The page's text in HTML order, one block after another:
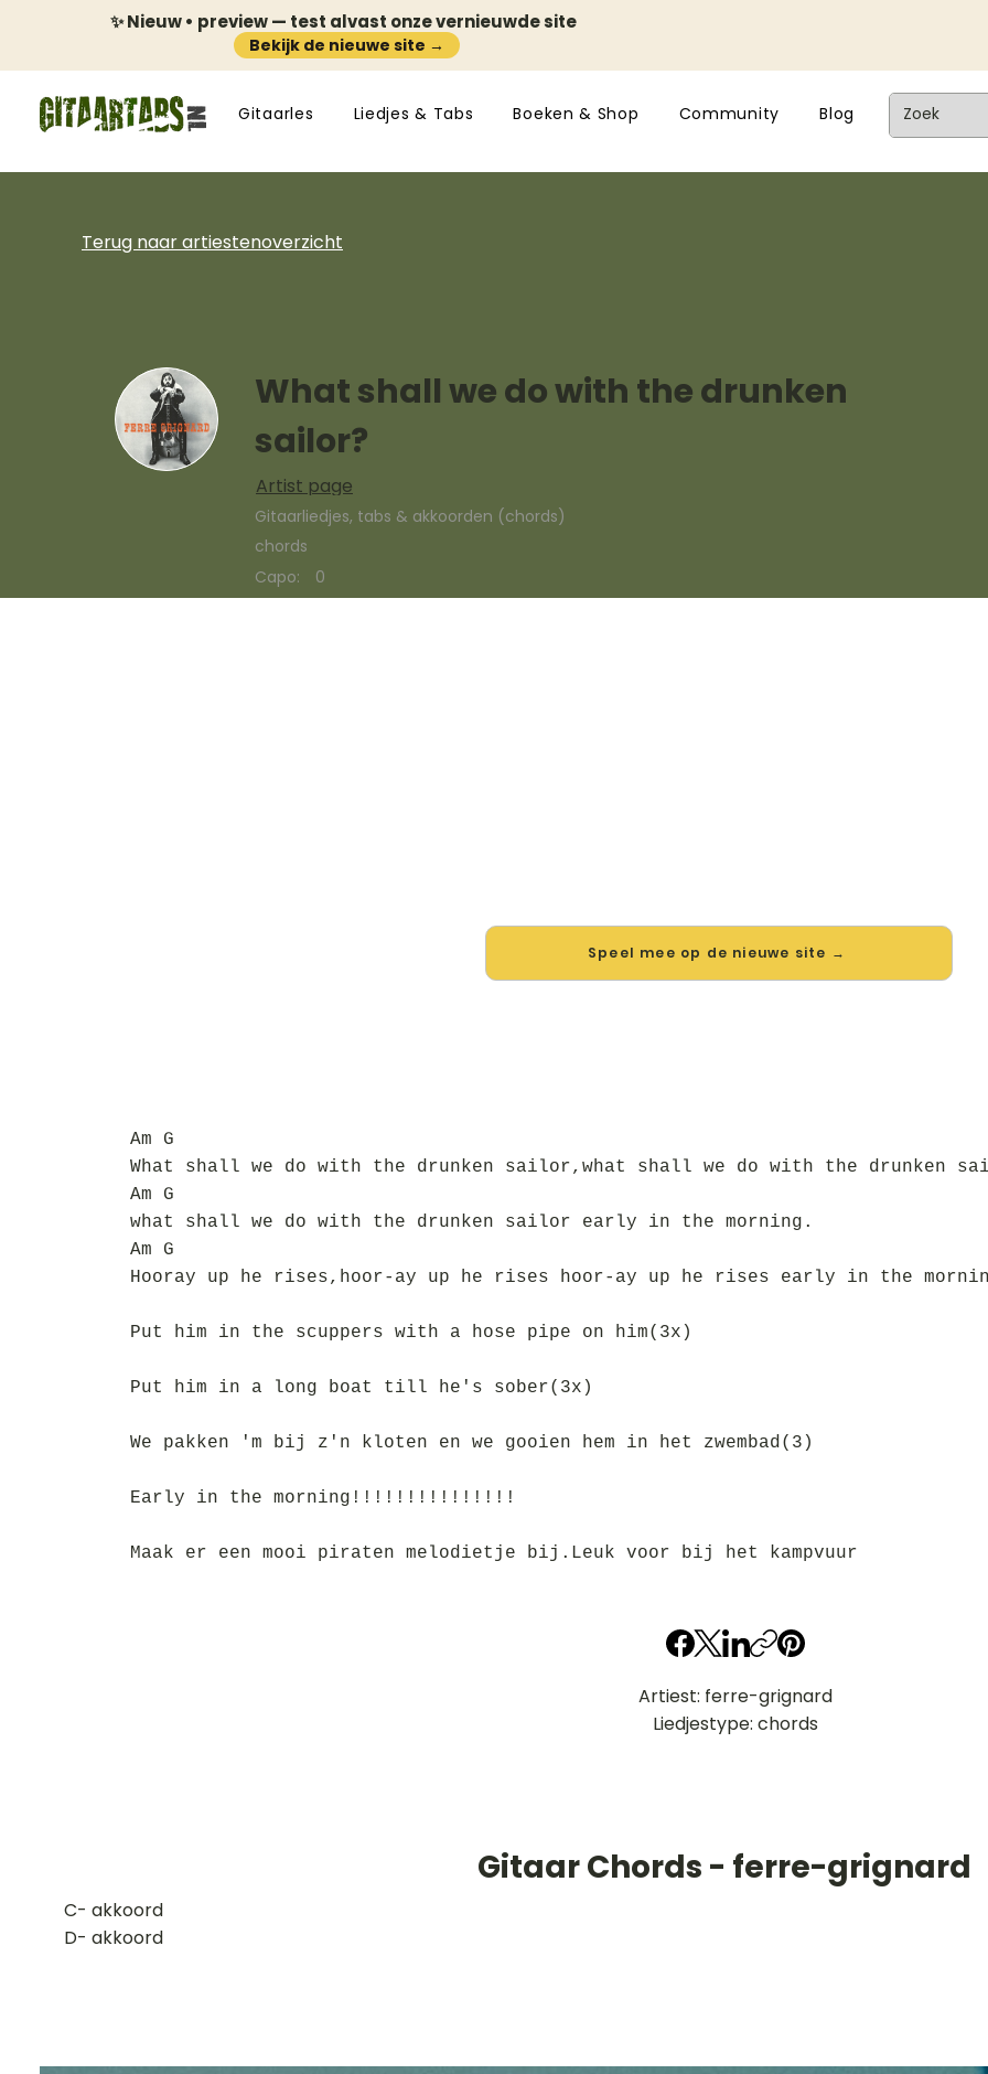
✨ Nieuw • preview — test alvast onze vernieuwde site
Bekijk de nieuwe site →
Gitaarles Liedjes & Tabs Boeken & Shop Community Blog
Terug naar artiestenoverzicht
What shall we do with the drunken
sailor?
Artist page
Gitaarliedjes, tabs & akkoorden (chords)
chords
Capo:
0
Speel mee op de nieuwe site →
Am G
What shall we do with the drunken sailor,what shall we do with the drunken
Am G
what shall we do with the drunken sailor early in the morning.
Am G
Hooray up he rises,hoor-ay up he rises hoor-ay up he rises early in the
Put him in the scuppers with a hose pipe on him(3x)
Put him in a long boat till he's sober(3x)
We pakken 'm bij z'n kloten en we gooien hem in het zwembad(3)
Early in the morning!!!!!!!!!!!!!!!
Maak er een mooi piraten melodietje bij.Leuk voor bij het kampvuur
Artiest: ferre-grignard
Liedjestype: chords
Gitaar Chords - ferre-grignard
​C- akkoord
D- akkoord